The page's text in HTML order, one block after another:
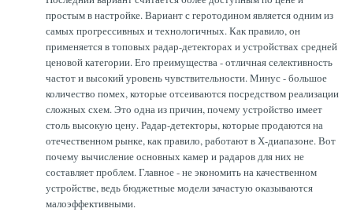
простым в настройке. Вариант с геротодином является одним из
самых прогрессивных и технологичных. Как правило, он
применяется в топовых радар-детекторах и устройствах средней
ценовой категории. Его преимущества - отличная селективность
частот и высокий уровень чувствительности. Минус - большое
количество помех, которые отсеиваются посредством реализации
сложных схем. Это одна из причин, почему устройство имеет
столь высокую цену. Радар-детекторы, которые продаются на
отечественном рынке, как правило, работают в Х-диапазоне. Вот
почему вычисление основных камер и радаров для них не
составляет проблем. Главное - не экономить на качественном
устройстве, ведь бюджетные модели зачастую оказываются
малоэффективными.